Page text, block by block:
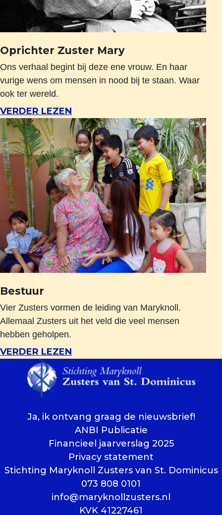
Oprichter Zuster Mary
Ons verhaal begint bij deze ene vrouw. En haar
vurige wens om mensen in nood bij te staan. Waar
ook ter wereld.
VERDER LEZEN
Bestuur
Vier Zusters vormen de leiding van Maryknoll.
Allemaal Zusters uit het veld die veel mensen
hebben geholpen.
VERDER LEZEN
Ja, ik ontvang graag de nieuwsbrief!
ANBI Publicatie
Financieel jaarverslag 2025
Privacy statement
Stichting Maryknoll Zusters van St. Dominicus
073 808 0101
info@maryknollzusters.nl
KVK 41227461